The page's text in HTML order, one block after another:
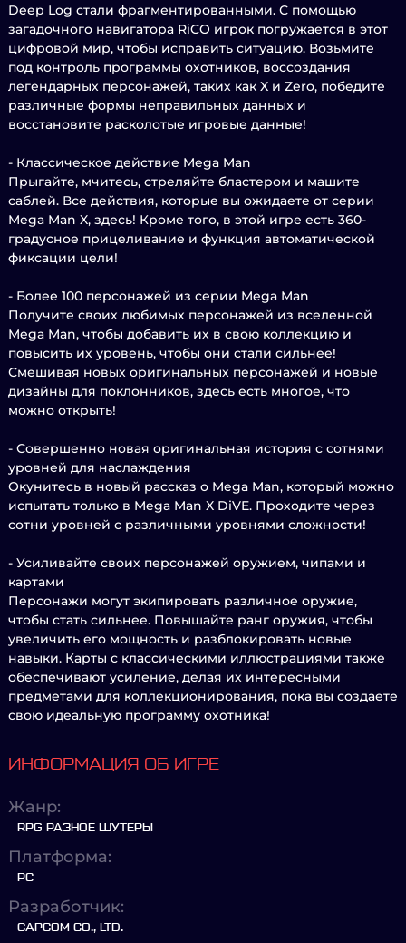
Deep Log стали фрагментированными. С помощью
загадочного навигатора RiCO игрок погружается в этот
цифровой мир, чтобы исправить ситуацию. Возьмите
под контроль программы охотников, воссоздания
легендарных персонажей, таких как X и Zero, победите
различные формы неправильных данных и
восстановите расколотые игровые данные!
- Классическое действие Mega Man
Прыгайте, мчитесь, стреляйте бластером и машите
саблей. Все действия, которые вы ожидаете от серии
Mega Man X, здесь! Кроме того, в этой игре есть 360-
градусное прицеливание и функция автоматической
фиксации цели!
- Более 100 персонажей из серии Mega Man
Получите своих любимых персонажей из вселенной
Mega Man, чтобы добавить их в свою коллекцию и
повысить их уровень, чтобы они стали сильнее!
Смешивая новых оригинальных персонажей и новые
дизайны для поклонников, здесь есть многое, что
можно открыть!
- Совершенно новая оригинальная история с сотнями
уровней для наслаждения
Окунитесь в новый рассказ о Mega Man, который можно
испытать только в Mega Man X DiVE. Проходите через
сотни уровней с различными уровнями сложности!
- Усиливайте своих персонажей оружием, чипами и
картами
Персонажи могут экипировать различное оружие,
чтобы стать сильнее. Повышайте ранг оружия, чтобы
увеличить его мощность и разблокировать новые
навыки. Карты с классическими иллюстрациями также
обеспечивают усиление, делая их интересными
предметами для коллекционирования, пока вы создаете
свою идеальную программу охотника!
ИНФОРМАЦИЯ ОБ ИГРЕ
Жанр:
RPG РАЗНОЕ ШУТЕРЫ
Платформа:
PC
Разработчик:
CAPCOM CO., LTD.